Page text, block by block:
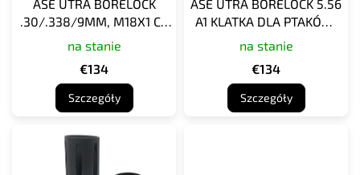
ASE UTRA BORELOCK
.30/.338/9MM, M18X1 CZ
SCORPION EVO3, Hamulec
na stanie
€134
Szczegóły
ASE UTRA BORELOCK 5.56
A1 KLATKA DLA PTAKÓW,
M14X1 LH, AMORTYZATOR
na stanie
€134
Szczegóły